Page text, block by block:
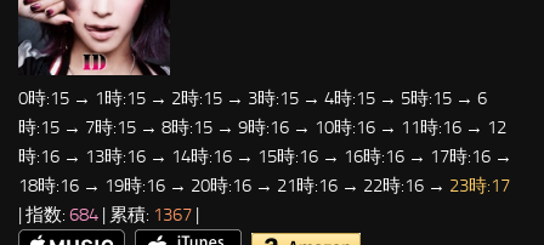
0時:15 → 1時:15 → 2時:15 → 3時:15 → 4時:15 → 5時:15 → 6
時:15 → 7時:15 → 8時:15 → 9時:16 → 10時:16 → 11時:16 → 12
時:16 → 13時:16 → 14時:16 → 15時:16 → 16時:16 → 17時:16 →
18時:16 → 19時:16 → 20時:16 → 21時:16 → 22時:16 → 23時:17
| 指数: 684 | 累積: 1367